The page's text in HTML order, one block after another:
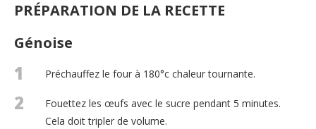
PRÉPARATION DE LA RECETTE
Génoise
1 Préchauffez le four à 180°c chaleur tournante.
2
Fouettez les œufs avec le sucre pendant 5 minutes.
Cela doit tripler de volume.